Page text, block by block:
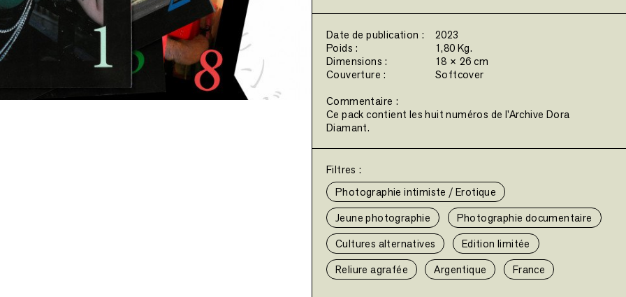
Date de publication :
2023
Poids :
1,80 Kg.
Dimensions :
18 × 26 cm
Couverture :
Softcover
Commentaire :
Ce pack contient les huit numéros de l'Archive Dora
Diamant.
Filtres :
Photographie intimiste / Erotique
Jeune photographie
Photographie documentaire
Cultures alternatives
Edition limitée
Reliure agrafée
Argentique France